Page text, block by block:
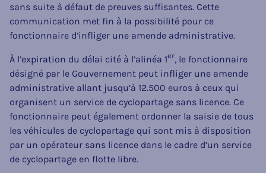
sans suite à défaut de preuves suffisantes. Cette
communication met fin à la possibilité pour ce
fonctionnaire d’infliger une amende administrative.
À l’expiration du délai cité à l’alinéa 1er, le fonctionnaire
désigné par le Gouvernement peut infliger une amende
administrative allant jusqu’à 12.500 euros à ceux qui
organisent un service de cyclopartage sans licence. Ce
fonctionnaire peut également ordonner la saisie de tous
les véhicules de cyclopartage qui sont mis à disposition
par un opérateur sans licence dans le cadre d’un service
de cyclopartage en flotte libre.